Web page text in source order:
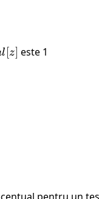
l [z] este 1